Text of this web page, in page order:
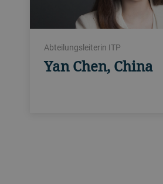
Abteilungsleiterin ITP
Yan Chen, China